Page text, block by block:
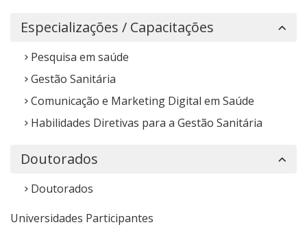
Especializações / Capacitações
Pesquisa em saúde
Gestão Sanitária
Comunicação e Marketing Digital em Saúde
Habilidades Diretivas para a Gestão Sanitária
Doutorados
Doutorados
Universidades Participantes